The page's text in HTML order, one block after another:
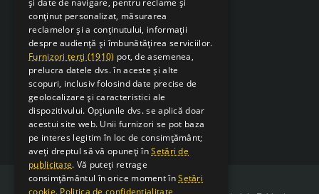
și date de navigare, pentru reclame și
conținut personalizat, măsurarea
reclamelor și a conținutului, informații
despre audiență și îmbunătățirea serviciilor.
Furnizori terți (1910) pot, de asemenea,
prelucra datele dvs. în aceste și alte
scopuri, inclusiv folosind date precise de
geolocalizare și caracteristici ale
dispozitivului. Opțiunile dvs. se aplică doar
acestui site web. Unii furnizori se pot baza
pe interes legitim în loc de consimțământ;
aveți dreptul să vă opuneți înSetări de
publicitate. Vă puteți retrage
consimțământul în orice moment înSetări
cookie. Politica de confidențialitate